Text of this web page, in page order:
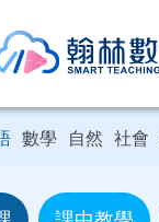
數學 自然 社會